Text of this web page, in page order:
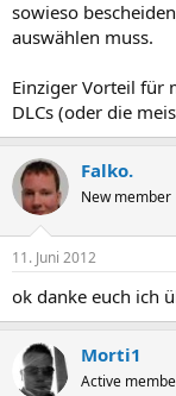
sowieso
auswählen muss.
Einziger Vorteil für
DLCs (oder die
Falko.
New member
11. Juni 2012
ok danke euch ich
Morti1
Active